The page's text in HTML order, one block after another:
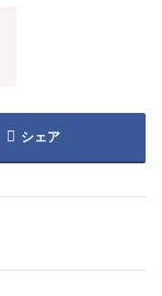
シェア